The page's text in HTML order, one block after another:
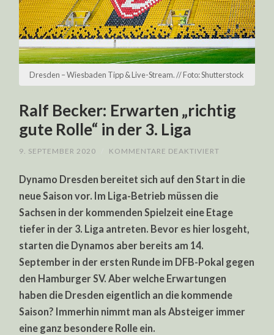
Dresden – Wiesbaden Tipp & Live-Stream. // Foto: Shutterstock
Ralf Becker: Erwarten „richtig
gute Rolle“ in der 3. Liga
9. SEPTEMBER 2020 KOMMENTARE DEAKTIVIERT
ERWARTEN
IN
3.
Dynamo Dresden bereitet sich auf den Start in die
neue Saison vor. Im Liga-Betrieb müssen die
Sachsen in der kommenden Spielzeit eine Etage
tiefer in der 3. Liga antreten. Bevor es hier losgeht,
starten die Dynamos aber bereits am 14.
September in der ersten Runde im DFB-Pokal gegen
den Hamburger SV. Aber welche Erwartungen
haben die Dresden eigentlich an die kommende
Saison? Immerhin nimmt man als Absteiger immer
eine ganz besondere Rolle ein.